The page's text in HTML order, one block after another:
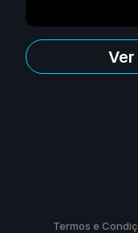
Termos e